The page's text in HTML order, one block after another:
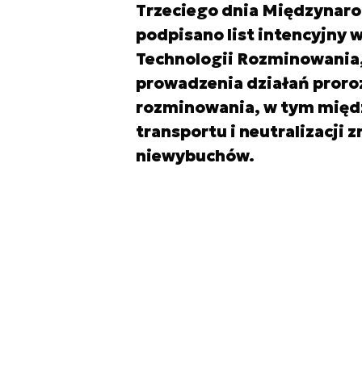
Trzeciego dnia
podpisano list intencyjny
Technologii
prowadzenia działań
rozminowania, w tym
transportu i neutralizacji
niewybuchów.